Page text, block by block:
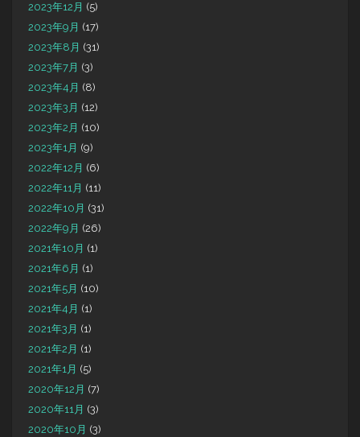
2023年12月 (5)
2023年9月 (17)
2023年8月 (31)
2023年7月 (3)
2023年4月 (8)
2023年3月 (12)
2023年2月 (10)
2023年1月 (9)
2022年12月 (6)
2022年11月 (11)
2022年10月 (31)
2022年9月 (26)
2021年10月 (1)
2021年6月 (1)
2021年5月 (10)
2021年4月 (1)
2021年3月 (1)
2021年2月 (1)
2021年1月 (5)
2020年12月 (7)
2020年11月 (3)
2020年10月 (3)